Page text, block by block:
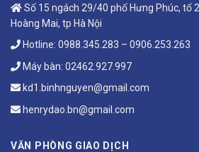
Số 15 ngách 29/40 phố Hưng Phúc, tổ
Hoàng Mai, tp Hà Nội
Hotline: 0988.345.283 – 0906.253.263
Máy bàn: 02462.927.997
kd1.binhnguyen@gmail.com
henrydao.bn@gmail.com
VĂN PHÒNG GIAO DỊCH